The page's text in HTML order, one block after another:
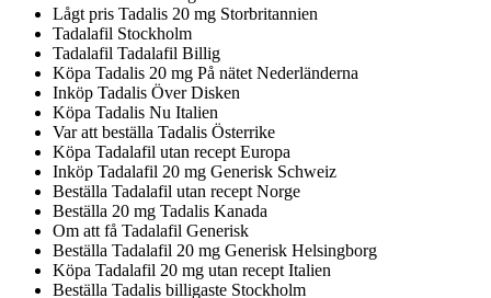
Lågt pris Tadalis 20 mg Storbritannien
Tadalafil Stockholm
Tadalafil Tadalafil Billig
Köpa Tadalis 20 mg På nätet Nederländerna
Inköp Tadalis Över Disken
Köpa Tadalis Nu Italien
Var att beställa Tadalis Österrike
Köpa Tadalafil utan recept Europa
Inköp Tadalafil 20 mg Generisk Schweiz
Beställa Tadalafil utan recept Norge
Beställa 20 mg Tadalis Kanada
Om att få Tadalafil Generisk
Beställa Tadalafil 20 mg Generisk Helsingborg
Köpa Tadalafil 20 mg utan recept Italien
Beställa Tadalis billigaste Stockholm